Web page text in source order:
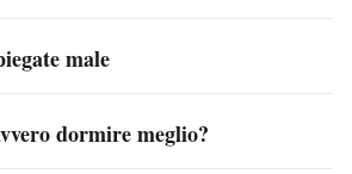
male
dormire meglio?